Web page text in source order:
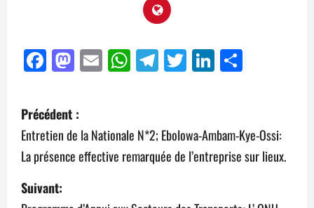
Facebook
Mastodon
EmailWhatsApp
Telegram
TwitterLinkedIn
Précédent :
Entretien de la Nationale N*2; Ebolowa-Ambam-Kye-Ossi:
La présence effective remarquée de l’entreprise sur lieux.
Suivant: